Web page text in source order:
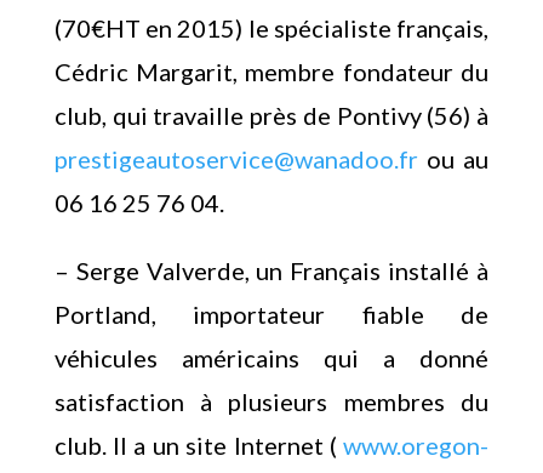
(70€HT en 2015) le spécialiste français,
Cédric Margarit, membre fondateur du
club, qui travaille près de Pontivy (56) à
prestigeautoservice@wanadoo.frou au
06 16 25 76 04.
– Serge Valverde, un Français installé à
Portland, importateur fiable de
véhicules américains qui a donné
satisfaction à plusieurs membres du
club. Il a un site Internet (www.oregon-